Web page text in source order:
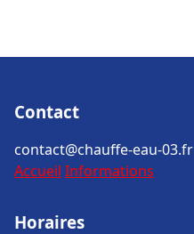
Contact
contact@chauffe-eau-03.fr
Accueil Informations
Horaires